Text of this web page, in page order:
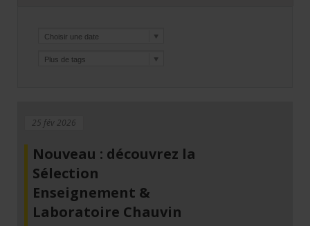
25 fév 2026
Nouveau : découvrez la
Sélection
Enseignement &
Laboratoire Chauvin